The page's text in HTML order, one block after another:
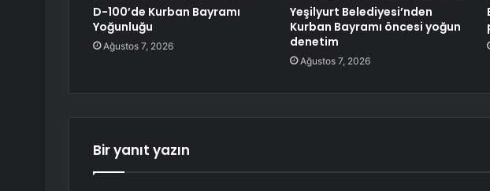
D-100’de Kurban Bayramı
Yoğunluğu
Ağustos 7, 2026
Yeşilyurt Belediyesi’nden
Kurban Bayramı öncesi yoğun
denetim
Ağustos 7, 2026
Bir yanıt yazın